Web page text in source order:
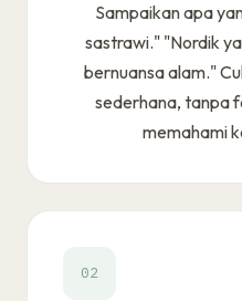
Sampaikan apa
sastrawi." "Nordik
bernuansa alam."
sederhana, tanpa
memahami
02